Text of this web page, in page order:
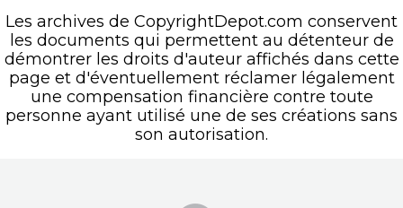
Les archives de CopyrightDepot.com conservent
les documents qui permettent au détenteur de
démontrer les droits d'auteur affichés dans cette
page et d'éventuellement réclamer légalement
une compensation financière contre toute
personne ayant utilisé une de ses créations sans
son autorisation.